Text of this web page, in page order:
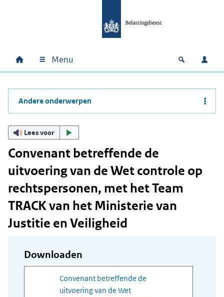
Hoofdnavigatie
Home Menu Open
Andere onderwerpen
Lees voor
Convenant betreffende de
uitvoering van de Wet controle op
rechtspersonen, met het Team
TRACK van het Ministerie van
Justitie en Veiligheid
Downloaden
Convenant betreffende de
uitvoering van de Wet